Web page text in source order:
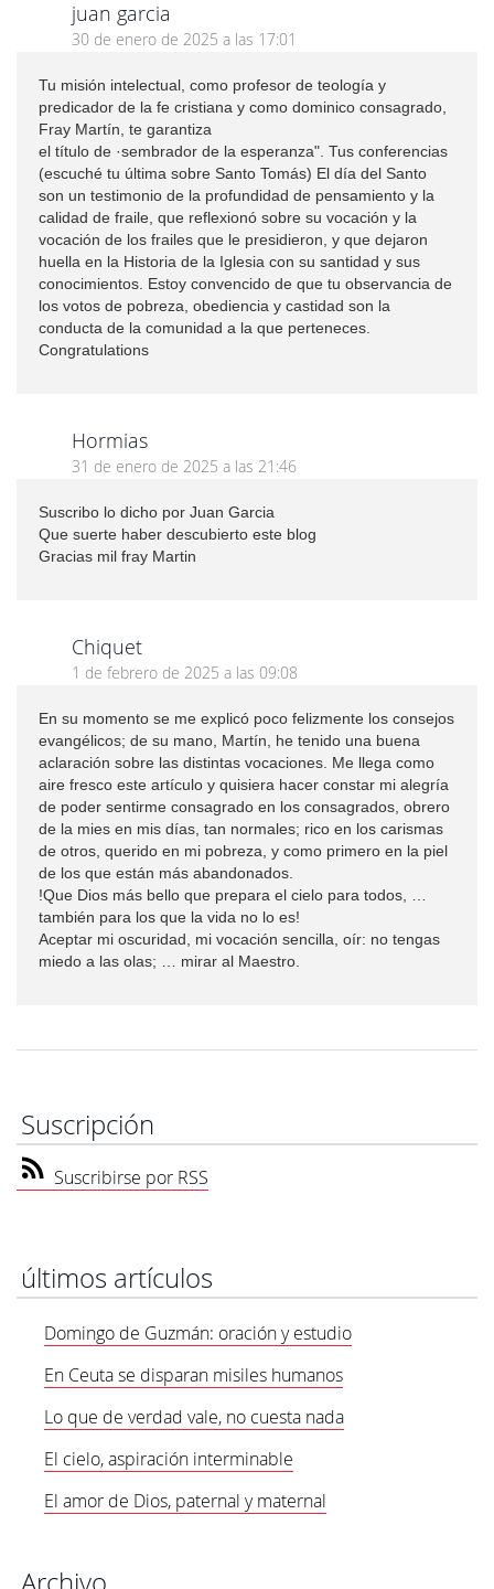
juan garcia
30 de enero de 2025 a las 17:01
Tu misión intelectual, como profesor de teología y
predicador de la fe cristiana y como dominico consagrado,
Fray Martín, te garantiza
el título de ·sembrador de la esperanza". Tus conferencias
(escuché tu última sobre Santo Tomás) El día del Santo
son un testimonio de la profundidad de pensamiento y la
calidad de fraile, que reflexionó sobre su vocación y la
vocación de los frailes que le presidieron, y que dejaron
huella en la Historia de la Iglesia con su santidad y sus
conocimientos. Estoy convencido de que tu observancia de
los votos de pobreza, obediencia y castidad son la
conducta de la comunidad a la que perteneces.
Congratulations
Hormias
31 de enero de 2025 a las 21:46
Suscribo lo dicho por Juan Garcia
Que suerte haber descubierto este blog
Gracias mil fray Martin
Chiquet
1 de febrero de 2025 a las 09:08
En su momento se me explicó poco felizmente los consejos
evangélicos; de su mano, Martín, he tenido una buena
aclaración sobre las distintas vocaciones. Me llega como
aire fresco este artículo y quisiera hacer constar mi alegría
de poder sentirme consagrado en los consagrados, obrero
de la mies en mis días, tan normales; rico en los carismas
de otros, querido en mi pobreza, y como primero en la piel
de los que están más abandonados.
!Que Dios más bello que prepara el cielo para todos, …
también para los que la vida no lo es!
Aceptar mi oscuridad, mi vocación sencilla, oír: no tengas
miedo a las olas; … mirar al Maestro.
Suscripción
Suscribirse por RSS
últimos artículos
Domingo de Guzmán: oración y estudio
En Ceuta se disparan misiles humanos
Lo que de verdad vale, no cuesta nada
El cielo, aspiración interminable
El amor de Dios, paternal y maternal